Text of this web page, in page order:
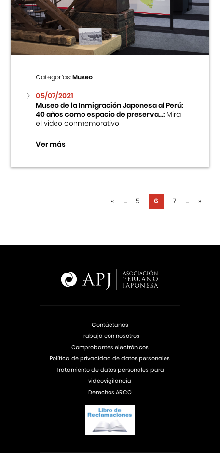
Categorías:Museo
05/07/2021
Museo de la Inmigración Japonesa al Perú:
40 años como espacio de preserva...:Mira
el video conmemorativo
Ver más
« ... 5 6 7 ... »
Contáctanos
Trabaja con nosotros
Comprobantes electrónicos
Política de privacidad de datos personales
Tratamiento de datos personales para
videovigilancia
Derechos ARCO